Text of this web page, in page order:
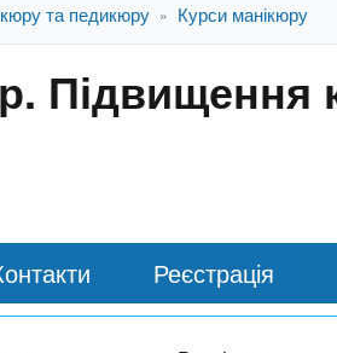
та педикюру » Курси манікюру
Підвищення
Реєстрація